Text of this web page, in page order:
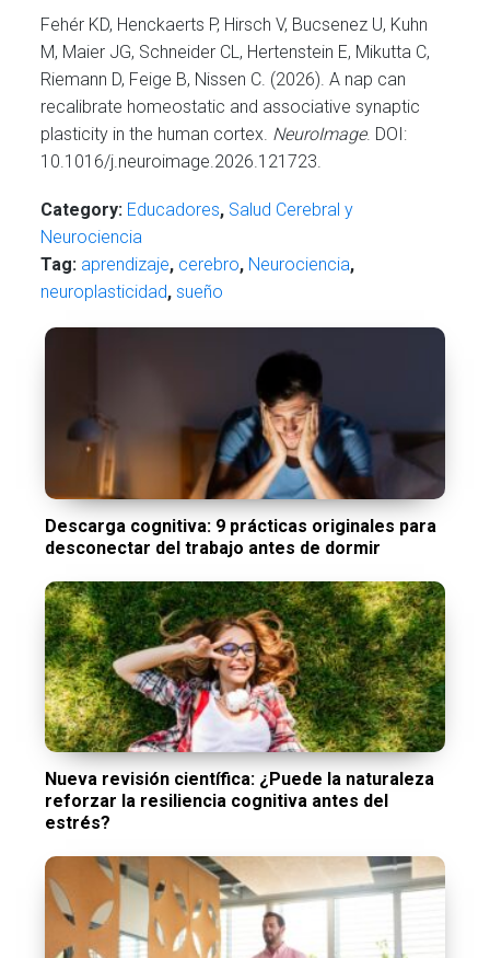
Fehér KD, Henckaerts P, Hirsch V, Bucsenez U, Kuhn
M, Maier JG, Schneider CL, Hertenstein E, Mikutta C,
Riemann D, Feige B, Nissen C. (2026). A nap can
recalibrate homeostatic and associative synaptic
plasticity in the human cortex. NeuroImage. DOI:
10.1016/j.neuroimage.2026.121723.
Category: Educadores, Salud Cerebral y
Neurociencia
Tag: aprendizaje, cerebro, Neurociencia,
neuroplasticidad,sueño
Descarga cognitiva: 9 prácticas originales para
desconectar del trabajo antes de dormir
Nueva revisión científica: ¿Puede la naturaleza
reforzar la resiliencia cognitiva antes del
estrés?